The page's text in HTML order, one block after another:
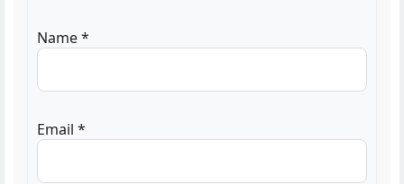
Name*
Email *